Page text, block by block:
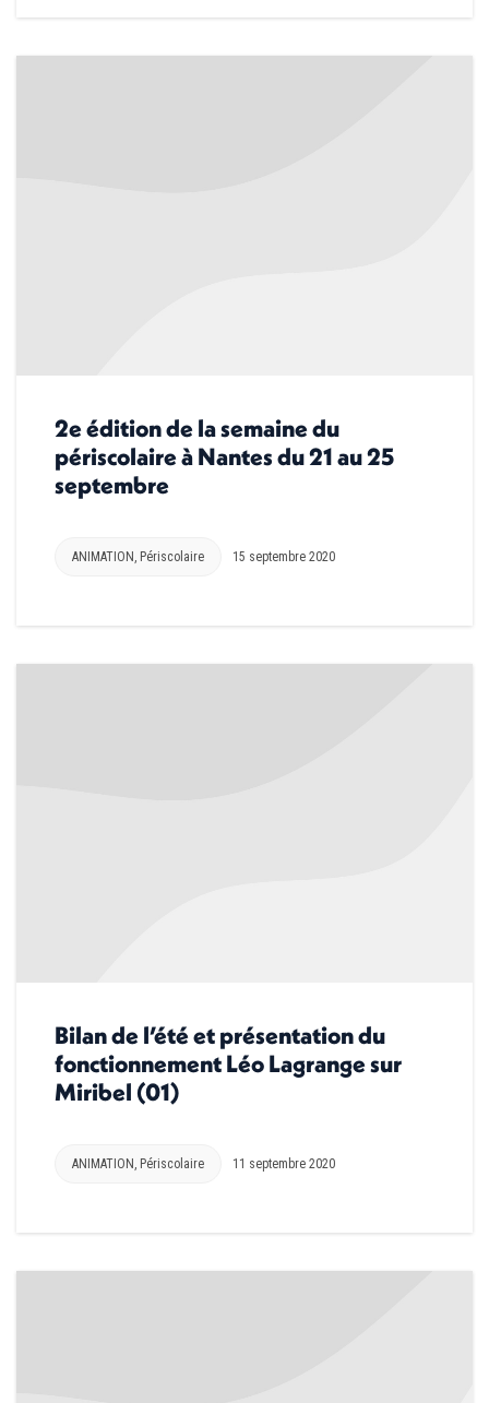
2e édition de la semaine du
périscolaire à Nantes du 21 au 25
septembre
ANIMATION Périscolaire 15 septembre 2020
Bilan de l’été et présentation du
fonctionnement Léo Lagrange sur
Miribel (01)
ANIMATION , Périscolaire 11 septembre 2020